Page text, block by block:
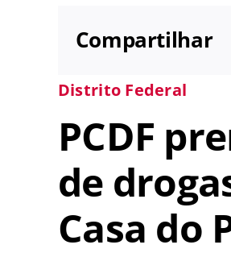
Compartilhar
Distrito Federal
PCDF
de
Casa do